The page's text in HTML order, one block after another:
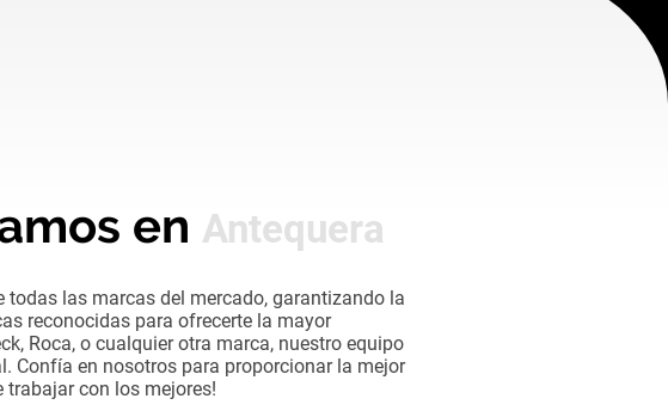
en Antequera
las marcas del mercado, garantizando la
reconocidas para ofrecerte la mayor
Roca, o cualquier otra marca, nuestro equipo
Confía en nosotros para proporcionar la mejor
trabajar con los mejores!